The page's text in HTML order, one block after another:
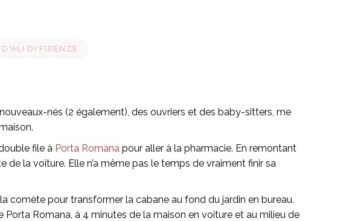
DI FIRENZE
nés (2 également), des ouvriers et des baby-sitters, me
file à Porta Romanapour aller à la pharmacie. En remontant
de la voiture. Elle n’a même pas le temps de vraiment finir sa
comète pour transformer la cabane au fond du jardin en bureau.
Romana, à 4 minutes de la maison en voiture et au milieu de